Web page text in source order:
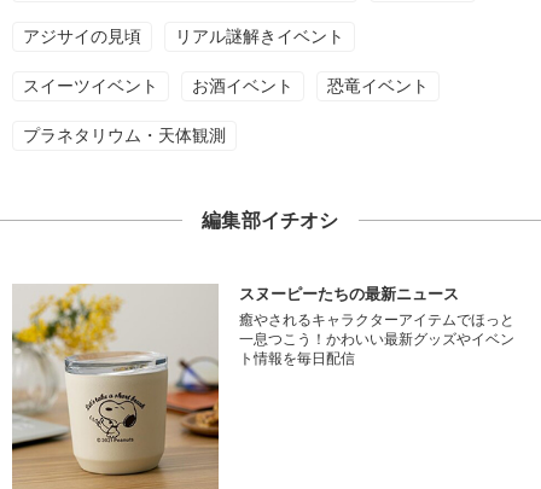
アジサイの見頃 リアル謎解きイベント
スイーツイベント お酒イベント 恐竜イベント
プラネタリウム・天体観測
編集部イチオシ
スヌーピーたちの最新ニュース
癒やされるキャラクターアイテムでほっと
一息つこう！かわいい最新グッズやイベン
ト情報を毎日配信